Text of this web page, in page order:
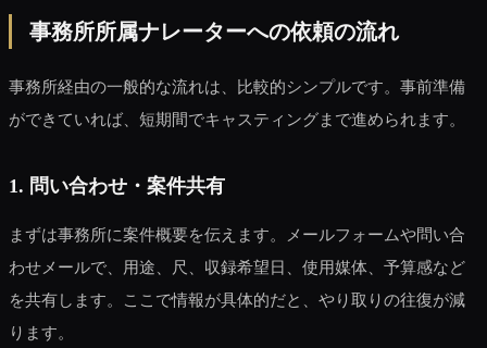
事務所所属ナレーターへの依頼の流れ
事務所経由の一般的な流れは、比較的シンプルです。事前準備
ができていれば、短期間でキャスティングまで進められます。
1. 問い合わせ・案件共有
まずは事務所に案件概要を伝えます。メールフォームや問い合
わせメールで、用途、尺、収録希望日、使用媒体、予算感など
を共有します。ここで情報が具体的だと、やり取りの往復が減
ります。